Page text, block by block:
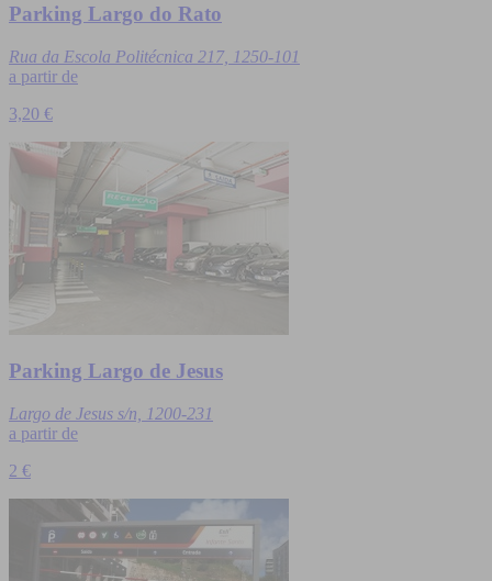
Parking Largo do Rato
Rua da Escola Politécnica 217, 1250-101
a partir de
3,20 €
Parking Largo de Jesus
Largo de Jesus s/n, 1200-231
a partir de
2 €